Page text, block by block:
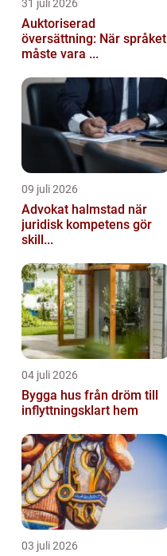
31 juli 2026
Auktoriserad
översättning: När språket
måste vara ...
09 juli 2026
Advokat halmstad när
juridisk kompetens gör
skill...
04 juli 2026
Bygga hus från dröm till
inflyttningsklart hem
03 juli 2026